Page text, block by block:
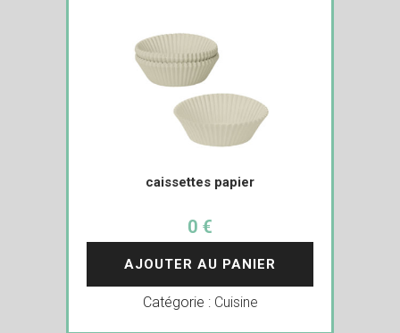
caissettes papier
0 €
AJOUTER AU PANIER
Catégorie : Cuisine